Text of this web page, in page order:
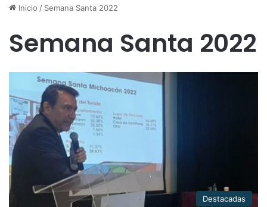
Inicio / Semana Santa 2022
Semana Santa 2022
Destacadas